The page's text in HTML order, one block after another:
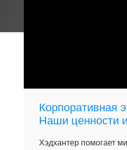
Корпоративная
Наши ценности
Хэдхантер помогает